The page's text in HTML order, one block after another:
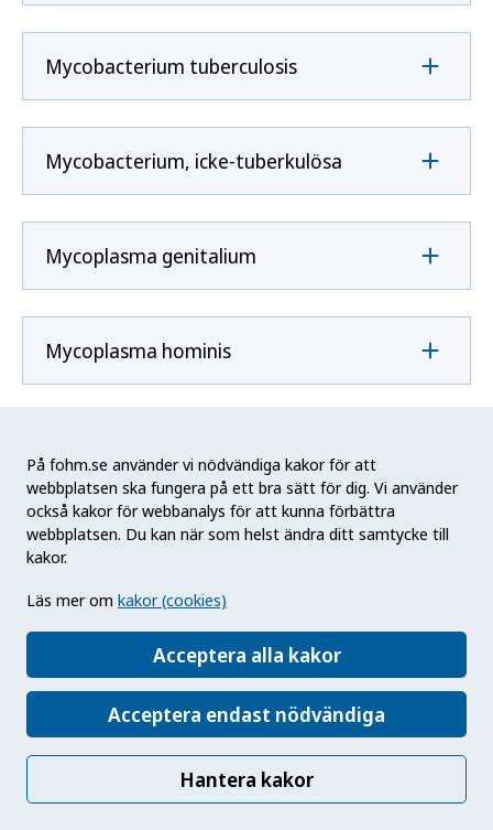
På fohm.se använder vi nödvändiga kakor för att
webbplatsen ska fungera på ett bra sätt för dig. Vi använder
också kakor för webbanalys för att kunna förbättra
webbplatsen. Du kan när som helst ändra ditt samtycke till
kakor.
Läs mer om kakor (cookies)
Acceptera alla kakor
Acceptera endast nödvändiga
Hantera kakor
Mycobacterium tuberculosis
Mycobacterium, icke-tuberkulösa
Mycoplasma genitalium
Mycoplasma hominis
N
Neisseria gonorrhoeae
Neisseria meningitidis